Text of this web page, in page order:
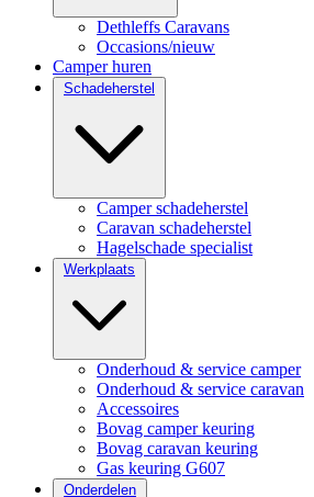
Dethleffs Caravans
Occasions/nieuw
Camper huren
Schadeherstel
Camper schadeherstel
Caravan schadeherstel
Hagelschade specialist
Werkplaats
Onderhoud & service camper
Onderhoud & service caravan
Accessoires
Bovag camper keuring
Bovag caravan keuring
Gas keuring G607
Onderdelen